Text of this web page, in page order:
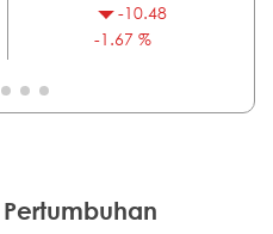
-10.48
-1.67 %